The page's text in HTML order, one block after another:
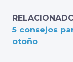
5 consejos
otoño